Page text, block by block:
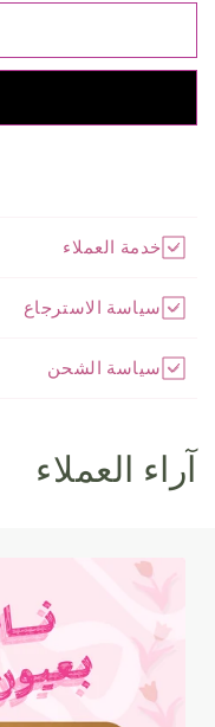
for
شيت
for
شيت
خدمة العملاء
سياسة الاسترجاع
سياسة الشحن
آراء العملاء